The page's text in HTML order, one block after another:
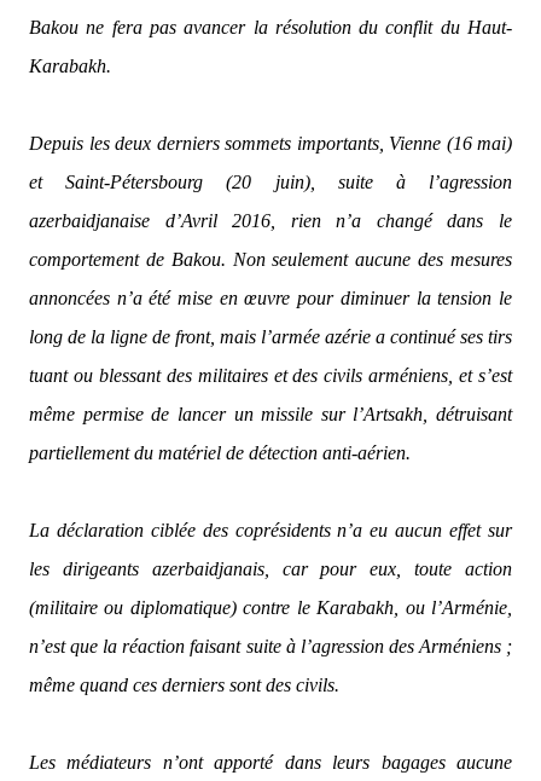
Bakou ne fera pas avancer la résolution du conflit du Haut-
Karabakh.
Depuis les deux derniers sommets importants, Vienne (16 mai)
et Saint-Pétersbourg (20 juin), suite à l’agression
azerbaidjanaise d’Avril 2016, rien n’a changé dans le
comportement de Bakou. Non seulement aucune des mesures
annoncées n’a été mise en œuvre pour diminuer la tension le
long de la ligne de front, mais l’armée azérie a continué ses tirs
tuant ou blessant des militaires et des civils arméniens, et s’est
même permise de lancer un missile sur l’Artsakh, détruisant
partiellement du matériel de détection anti-aérien.
La déclaration ciblée des coprésidents n’a eu aucun effet sur
les dirigeants azerbaidjanais, car pour eux, toute action
(militaire ou diplomatique) contre le Karabakh, ou l’Arménie,
n’est que la réaction faisant suite à l’agression des Arméniens ;
même quand ces derniers sont des civils.
Les médiateurs n’ont apporté dans leurs bagages aucune